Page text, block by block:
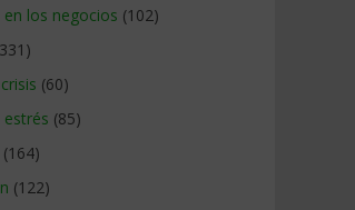
en los negocios (102)
(60)
(85)
(164)
(122)